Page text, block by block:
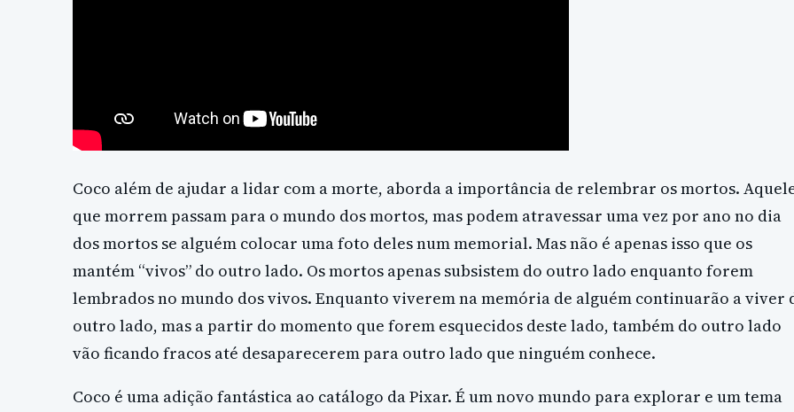
Coco além de ajudar a lidar com a morte, aborda a importância de relembrar os mortos.
que morrem passam para o mundo dos mortos, mas podem atravessar uma vez por ano no dia
dos mortos se alguém colocar uma foto deles num memorial. Mas não é apenas isso que os
mantém “vivos” do outro lado. Os mortos apenas subsistem do outro lado enquanto forem
lembrados no mundo dos vivos. Enquanto viverem na memória de alguém continuarão a viver
outro lado, mas a partir do momento que forem esquecidos deste lado, também do outro lado
vão ficando fracos até desaparecerem para outro lado que ninguém conhece.
Coco é uma adição fantástica ao catálogo da Pixar. É um novo mundo para explorar e um tema